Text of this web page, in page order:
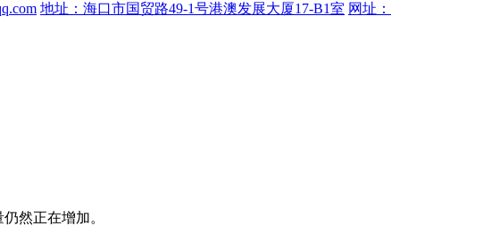
地址：海口市国贸路49-1号港澳发展大厦17-B1室 网址：
然正在增加。